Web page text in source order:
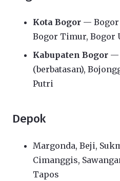
Kota Bogor — Bogor
Bogor Timur, Bogor
Kabupaten Bogor —
(berbatasan),
Putri
Depok
Margonda, Beji,
Cimanggis,
Tapos